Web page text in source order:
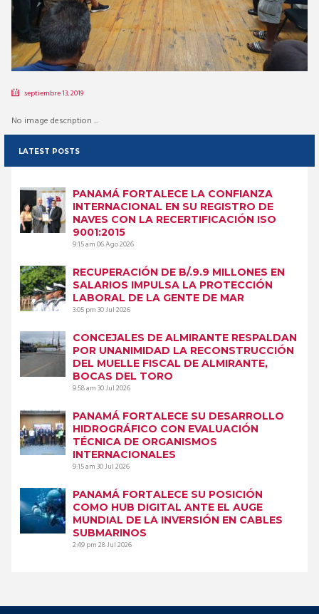
septiembre 13, 2019
No image description ...
LATEST POSTS
PANAMÁ FORTALECE LA CONFIANZA
INTERNACIONAL EN SU REGISTRO DE
NAVES CON LA RECERTIFICACIÓN ISO
9001:2015
9:15 am06 Ago 2026
RECUPERACIÓN DE B/.9.9 MILLONES EN
SALARIOS IMPULSA LA PROTECCIÓN
LABORAL DE LA GENTE DE MAR
3:05 pm30 Jul 2026
CONCEJALES DE ALMIRANTE RESPALDAN
POR UNANIMIDAD LA RECONSTRUCCIÓN
DEL MUELLE FISCAL DE ALMIRANTE,
BOCAS DEL TORO
9:58 am30 Jul 2026
PANAMÁ FORTALECE SU DESARROLLO
HIDROGRÁFICO CON EVALUACIÓN
TÉCNICA DE ORGANISMOS
INTERNACIONALES
9:15 am30 Jul 2026
PANAMÁ FORTALECE SU POSICIÓN
COMO HUB DIGITAL ANTE EL AUGE
MUNDIAL DE LA INVERSIÓN EN CABLES
SUBMARINOS
2:49 pm28 Jul 2026